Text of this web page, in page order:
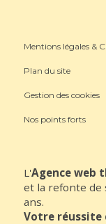
Mentions légales &
Plan du site
Gestion des cookies
Nos points forts
L'Agence web
et la refonte de
ans.
Votre réussite